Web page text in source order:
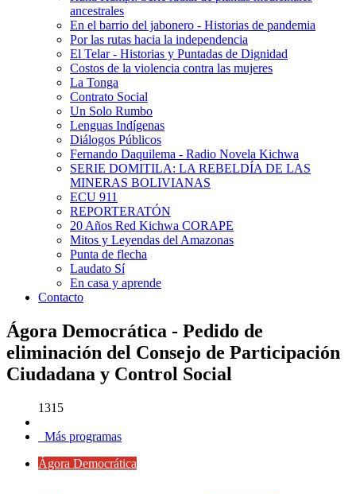
ancestrales
En el barrio del jabonero - Historias de pandemia
Por las rutas hacia la independencia
El Telar - Historias y Puntadas de Dignidad
Costos de la violencia contra las mujeres
La Tonga
Contrato Social
Un Solo Rumbo
Lenguas Indígenas
Diálogos Públicos
Fernando Daquilema - Radio Novela Kichwa
SERIE DOMITILA: LA REBELDÍA DE LAS
MINERAS BOLIVIANAS
ECU 911
REPORTERATÓN
20 Años Red Kichwa CORAPE
Mitos y Leyendas del Amazonas
Punta de flecha
Laudato Sí
En casa y aprende
Contacto
Ágora Democrática - Pedido de
eliminación del Consejo de Participación
Ciudadana y Control Social
1315
Más programas
Ágora Democrática